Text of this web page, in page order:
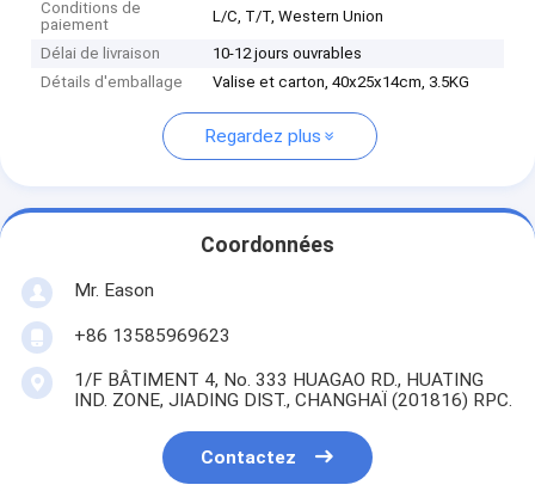
Conditions de
paiement
L/C, T/T, Western Union
Délai de livraison
10-12 jours ouvrables
Détails d'emballage
Valise et carton, 40x25x14cm, 3.5KG
Regardez plus
Coordonnées
Mr. Eason
+86 13585969623
1/F BÂTIMENT 4, No. 333 HUAGAO RD., HUATING
IND. ZONE, JIADING DIST., CHANGHAÏ (201816) RPC.
Contactez